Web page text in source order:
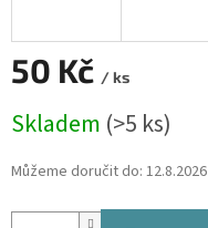
50 Kč / ks
cena:
Skladem (>5 ks)
Můžeme doručit do: 12.8.2026